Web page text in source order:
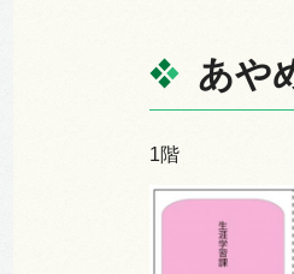
あや
1階